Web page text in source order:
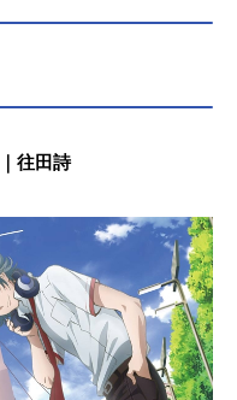
｜往田詩